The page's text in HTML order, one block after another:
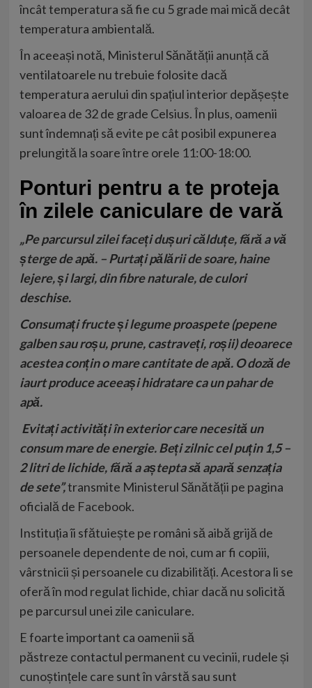
încât temperatura să fie cu 5 grade mai mică decât
temperatura ambientală.
În aceeași notă, Ministerul Sănătății anunță că
ventilatoarele nu trebuie folosite dacă
temperatura aerului din spațiul interior depășește
valoarea de 32 de grade Celsius. În plus, oamenii
sunt îndemnați să evite pe cât posibil expunerea
prelungită la soare între orele 11:00-18:00.
Ponturi pentru a te proteja
în zilele caniculare de vară
„Pe parcursul zilei faceți dușuri călduțe, fără a vă
șterge de apă. – Purtați pălării de soare, haine
lejere, și largi, din fibre naturale, de culori
deschise.
Consumați fructe și legume proaspete (pepene
galben sau roșu, prune, castraveți, roșii) deoarece
acestea conțin o mare cantitate de apă. O doză de
iaurt produce aceeași hidratare ca un pahar de
apă.
Evitați activități în exterior care necesită un
consum mare de energie.Beți zilnic cel puțin 1,5 –
2 litri de lichide, fără a aștepta să apară senzația
de sete”,transmite Ministerul Sănătății pe pagina
oficială de Facebook.
Instituția îi sfătuiește pe români să aibă grijă de
persoanele dependente de noi, cum ar fi copiii,
vârstnicii și persoanele cu dizabilități. Acestora li se
oferă în mod regulat lichide, chiar dacă nu solicită
pe parcursul unei zile caniculare.
E foarte important ca oamenii să
păstreze contactul permanent cu vecinii, rudele și
cunoștințele care sunt în vârstă sau sunt